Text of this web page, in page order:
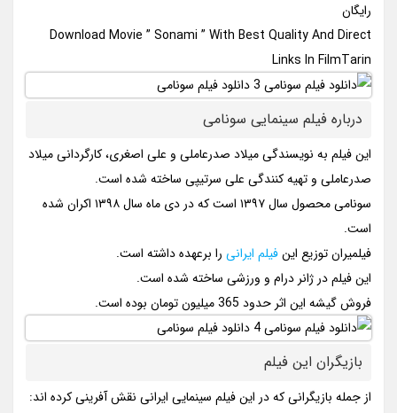
رایگان
Download Movie ” Sonami ” With Best Quality And Direct
Links In FilmTarin
درباره فیلم سینمایی سونامی
این فیلم به نویسندگی میلاد صدرعاملی و علی اصغری، کارگردانی میلاد
صدرعاملی و تهیه کنندگی علی سرتیپی ساخته شده است.
سونامی محصول سال ۱۳۹۷ است که در دی ماه سال ۱۳۹۸ اکران شده
است.
فیلمیران توزیع اینفیلم ایرانی را برعهده داشته است.
این فیلم در ژانر درام و ورزشی ساخته شده است.
فروش گیشه این اثر حدود 365 میلیون تومان بوده است.
بازیگران این فیلم
از جمله بازیگرانی که در این فیلم سینمایی ایرانی نقش آفرینی کرده اند: